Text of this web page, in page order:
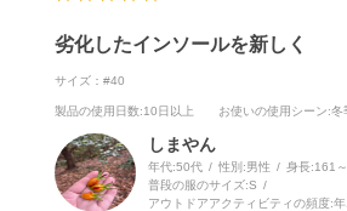
劣化したインソールを新しく
サイズ：#40
製品の使用日数:10日以上 お使いの使用シーン:冬
しまやん
年代:50代 性別:男性 身長:161
普段の服のサイズ:S
アウトドアアクティビティの頻度: